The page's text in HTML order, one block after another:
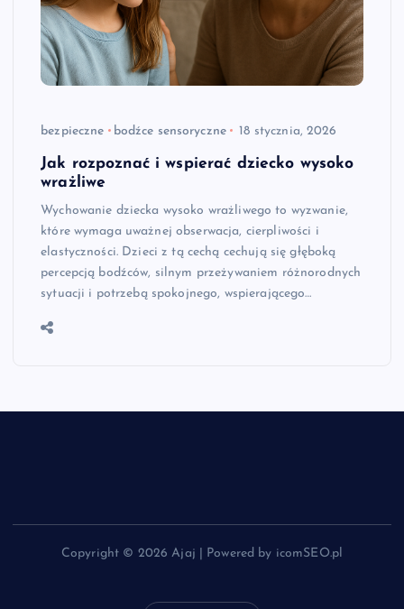
bezpieczne bodźce sensoryczne 18 stycznia, 2026
Jak rozpoznać i wspierać dziecko wysoko
wrażliwe
Wychowanie dziecka wysoko wrażliwego to wyzwanie,
które wymaga uważnej obserwacja, cierpliwości i
elastyczności. Dzieci z tą cechą cechują się głęboką
percepcją bodźców, silnym przeżywaniem różnorodnych
sytuacji i potrzebą spokojnego, wspierającego…
Copyright © 2026 Ajaj | Powered by icomSEO.pl